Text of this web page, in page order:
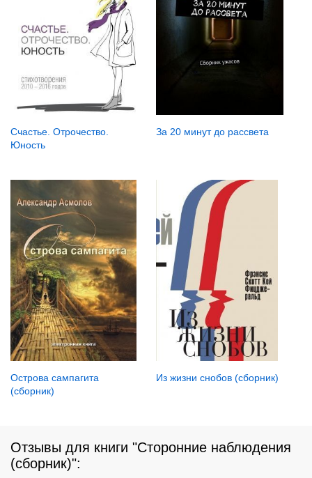
Счастье. Отрочество.
Юность
За 20 минут до рассвета
Острова сампагита
(сборник)
Из жизни снобов (сборник)
Отзывы для книги "Сторонние наблюдения
(сборник)":